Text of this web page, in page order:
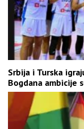
Srbija i Turska
Bogdana ambicije